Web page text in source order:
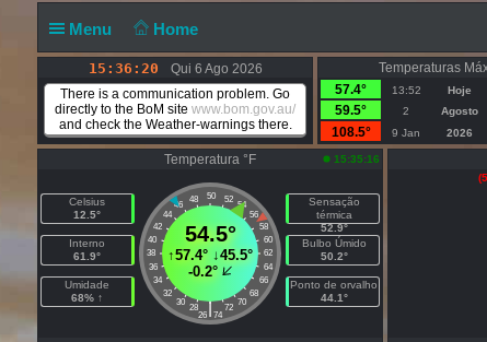
Menu Home
15:36:20
Qui 6 Ago 2026
There is a communication problem. Go
directly to the BoM site www.bom.gov.au/
and check the Weather-warnings there.
Temperaturas
57.4°
13:52 Hoje
59.5°
2 Agosto
108.5°
9 Jan 2026
Temperatura °F
15:35:16
Celsius
12.5°
Interno
61.9°
Umidade
68% ↑
50
48 52
46
54
44
56
42
58
40
60
38
62
36
64
34
66
32
68
30
70
28 72
|
26 74
54.5°
↑57.4° ↓45.5°
-0.2°
Sensação
térmica
52.9°
Bulbo Úmido
50.2°
Ponto de orvalho
44.1°